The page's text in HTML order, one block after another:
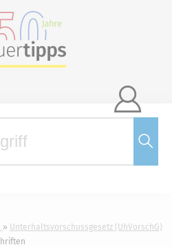

Unterhaltsvorschussgesetz (UhVorschG)